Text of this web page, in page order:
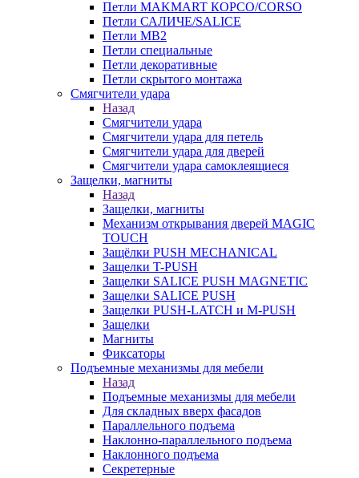
Петли MAKMART КОРСО/CORSO
Петли САЛИЧЕ/SALICE
Петли MB2
Петли специальные
Петли декоративные
Петли скрытого монтажа
Смягчители удара
Назад
Смягчители удара
Смягчители удара для петель
Смягчители удара для дверей
Cмягчители удара самоклеящиеся
Защелки, магниты
Назад
Защелки, магниты
Механизм открывания дверей MAGIC
TOUCH
Защёлки PUSH MECHANICAL
Защелки T-PUSH
Защелки SALICE PUSH MAGNETIC
Защелки SALICE PUSH
Защелки PUSH-LATCH и M-PUSH
Защелки
Магниты
Фиксаторы
Подъемные механизмы для мебели
Назад
Подъемные механизмы для мебели
Для складных вверх фасадов
Параллельного подъема
Наклонно-параллельного подъема
Наклонного подъема
Секретерные